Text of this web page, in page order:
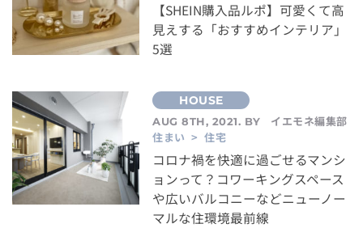
【SHEIN購入品ルポ】可愛くて高
見えする「おすすめインテリア」
5選
AUG 8TH, 2021. BY
イエモネ編集部
住まい > 住宅
コロナ禍を快適に過ごせるマンシ
ョンって？コワーキングスペース
や広いバルコニーなどニューノー
マルな住環境最前線